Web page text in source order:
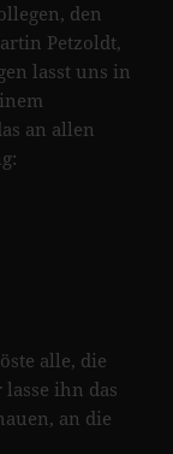
den
Petzoldt,
lasst uns in
an allen
alle, die
ihn das
an die